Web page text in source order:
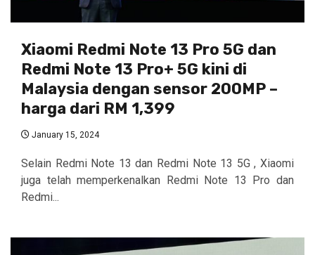
Xiaomi Redmi Note 13 Pro 5G dan
Redmi Note 13 Pro+ 5G kini di
Malaysia dengan sensor 200MP –
harga dari RM 1,399
January 15, 2024
Selain Redmi Note 13 dan Redmi Note 13 5G , Xiaomi
juga telah memperkenalkan Redmi Note 13 Pro dan
Redmi...